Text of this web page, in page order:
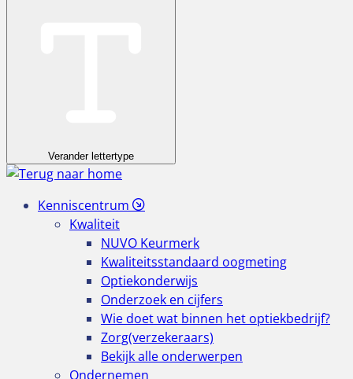
Verander lettertype
Kenniscentrum
Kwaliteit
NUVO Keurmerk
Kwaliteitsstandaard oogmeting
Optiekonderwijs
Onderzoek en cijfers
Wie doet wat binnen het optiekbedrijf?
Zorg(verzekeraars)
Bekijk alle onderwerpen
Ondernemen